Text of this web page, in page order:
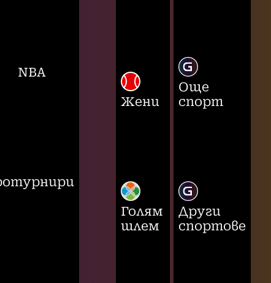
NBA
Жени
Голям
шлем
Още
спорт
Други
спортове